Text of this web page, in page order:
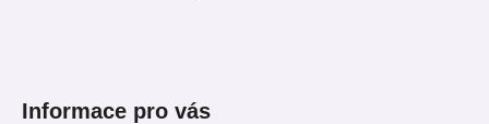
Informace pro vás